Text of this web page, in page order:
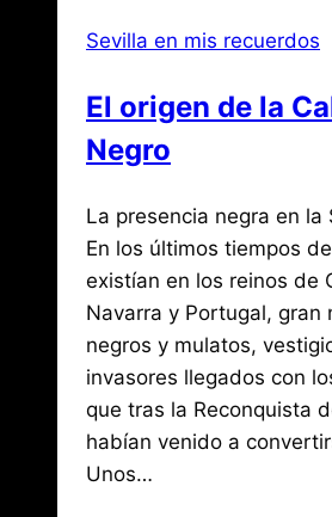
de
Mieles
de
San
Fernando
Sevilla en mis recuerdos
El origen de la
Negro
Por Jose
María
de
Mena
noviembre
15,
2020agosto
3,
2026
La presencia negra en la
En los últimos tiempos
existían en los reinos de
Navarra y Portugal, gran
negros y mulatos,
invasores llegados con
que tras la Reconquista
habían venido a
Unos…